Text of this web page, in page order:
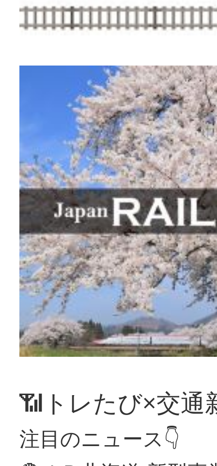
📶トレたび×交通
注目のニュース👇